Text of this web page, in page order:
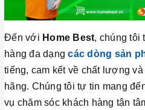
Đến với Home Best, chúng tôi
hàng đa dạngcác dòng sản
tiếng, cam kết về chất lượng
hãng. Chúng tôi tự tin mang
vụ chăm sóc khách hàng tận